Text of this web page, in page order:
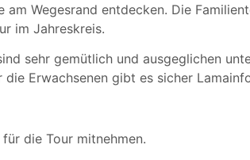
Wegesrand entdecken. Die
im Jahreskreis.
sehr gemütlich und ausgeglichen
Erwachsenen gibt es sicher
die Tour mitnehmen.